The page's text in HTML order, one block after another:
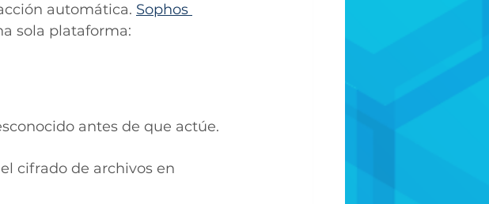
automática. Sophos
sola plataforma:
antes de que actúe.
cifrado de archivos en